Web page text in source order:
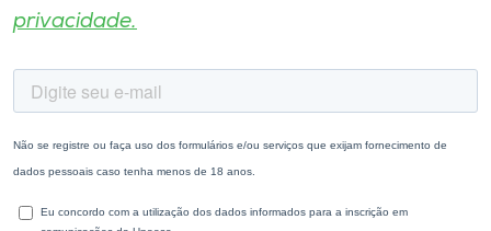
privacidade.